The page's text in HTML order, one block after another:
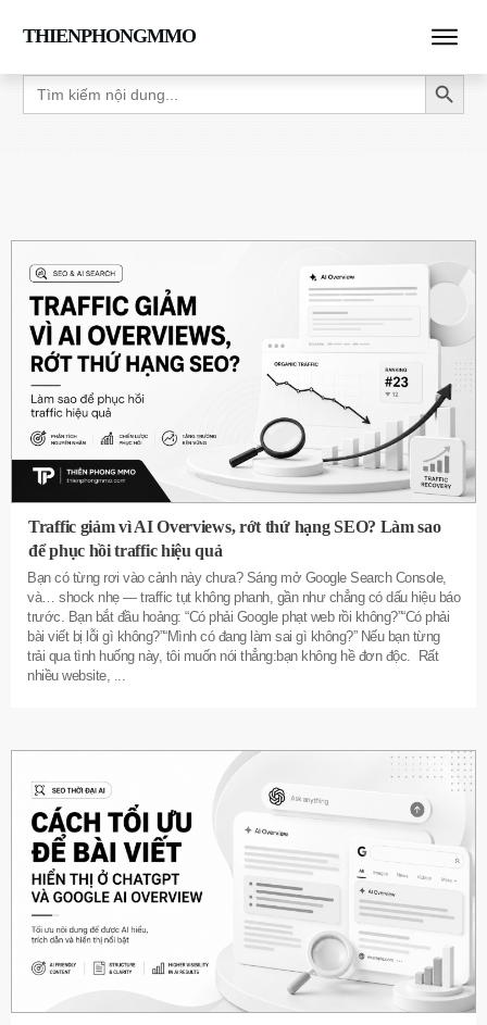
THIENPHONGMMO
Search
for:
Search Button
Traffic giảm vì AI Overviews, rớt thứ hạng SEO? Làm sao
để phục hồi traffic hiệu quả
Bạn có từng rơi vào cảnh này chưa? Sáng mở Google Search Console,
và… shock nhẹ — traffic tụt không phanh, gần như chẳng có dấu hiệu báo
trước. Bạn bắt đầu hoảng: “Có phải Google phạt web rồi không?”“Có phải
bài viết bị lỗi gì không?”“Mình có đang làm sai gì không?” Nếu bạn từng
trải qua tình huống này, tôi muốn nói thẳng:bạn không hề đơn độc. Rất
nhiều website,